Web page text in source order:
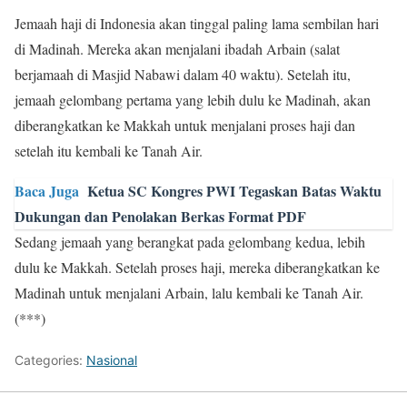
Jemaah haji di Indonesia akan tinggal paling lama sembilan hari
di Madinah. Mereka akan menjalani ibadah Arbain (salat
berjamaah di Masjid Nabawi dalam 40 waktu). Setelah itu,
jemaah gelombang pertama yang lebih dulu ke Madinah, akan
diberangkatkan ke Makkah untuk menjalani proses haji dan
setelah itu kembali ke Tanah Air.
Baca Juga Ketua SC Kongres PWI Tegaskan Batas Waktu
Dukungan dan Penolakan Berkas Format PDF
Sedang jemaah yang berangkat pada gelombang kedua, lebih
dulu ke Makkah. Setelah proses haji, mereka diberangkatkan ke
Madinah untuk menjalani Arbain, lalu kembali ke Tanah Air.
(***)
Categories: Nasional